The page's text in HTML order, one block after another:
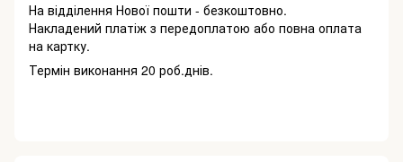
На відділення Нової пошти - безкоштовно.
Накладений платіж з передоплатою або повна оплата
на картку.
Термін виконання 20 роб.днів.